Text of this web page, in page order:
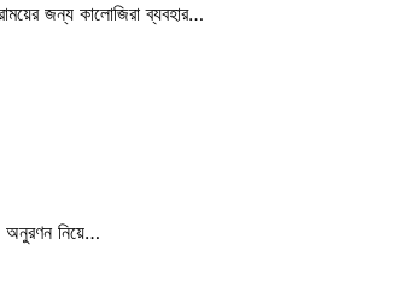
জন্য কালোজিরা ব্যবহার…
অনুরণন নিয়ে…